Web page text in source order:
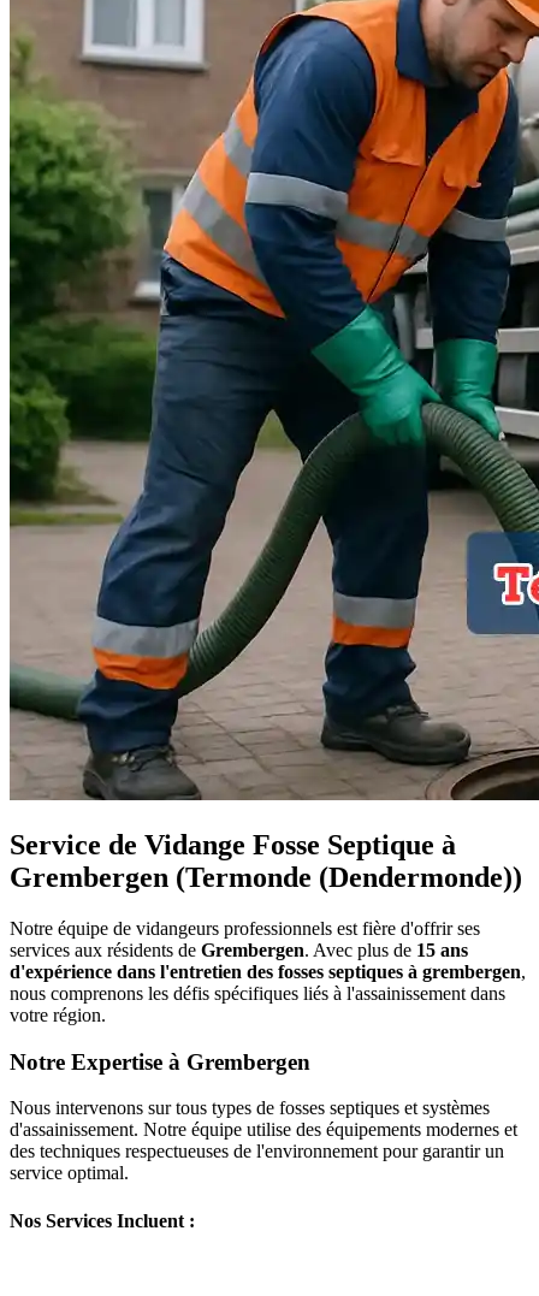
Service de Vidange Fosse Septique à
Grembergen (Termonde (Dendermonde))
Notre équipe de vidangeurs professionnels est fière d'offrir ses
services aux résidents de Grembergen. Avec plus de 15 ans
d'expérience dans l'entretien des fosses septiques à grembergen,
nous comprenons les défis spécifiques liés à l'assainissement dans
votre région.
Notre Expertise à Grembergen
Nous intervenons sur tous types de fosses septiques et systèmes
d'assainissement. Notre équipe utilise des équipements modernes et
des techniques respectueuses de l'environnement pour garantir un
service optimal.
Nos Services Incluent :